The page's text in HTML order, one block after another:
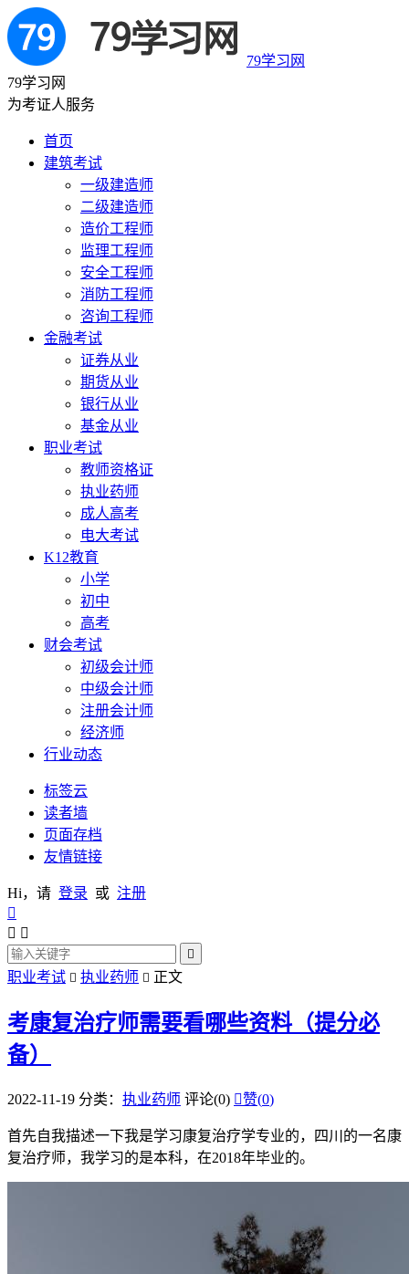
79学习网
79学习网
为考证人服务
首页
建筑考试
一级建造师
二级建造师
造价工程师
监理工程师
安全工程师
消防工程师
咨询工程师
金融考试
证券从业
期货从业
银行从业
基金从业
职业考试
教师资格证
执业药师
成人高考
电大考试
K12教育
小学
初中
高考
财会考试
初级会计师
中级会计师
注册会计师
经济师
行业动态
标签云
读者墙
页面存档
友情链接
Hi，请 登录 或 注册

 

职业考试  执业药师  正文
考康复治疗师需要看哪些资料（提分必
备）
2022-11-19 分类： 执业药师 评论(0) 赞(0)
首先自我描述一下我是学习康复治疗学专业的，四川的一名康
复治疗师，我学习的是本科，在2018年毕业的。